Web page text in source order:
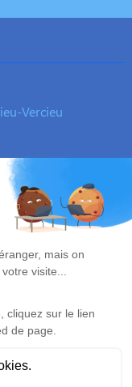
Vercieu
– 38390 –
de rendez-vous en